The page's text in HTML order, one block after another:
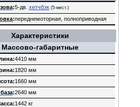
:5‑дв хетчбэк (5‑мест.)
:переднемоторная полноприводная
Характеристики
Массово-габаритные
4410 мм
1820 мм
1660 мм
база:2640 мм
1442 кг